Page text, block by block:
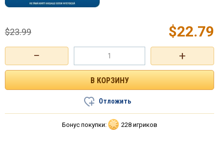
+
−
$22.79
$23.99
Отложить
Бонус покупки: 228 игриков